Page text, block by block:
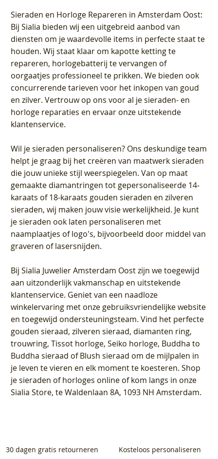
Sieraden en Horloge Repareren in Amsterdam Oost:
Bij Sialia bieden wij een uitgebreid aanbod van
diensten om je waardevolle items in perfecte staat te
houden. Wij staat klaar om kapotte ketting te
repareren, horlogebatterij te vervangen of
oorgaatjes professioneel te prikken. We bieden ook
concurrerende tarieven voor het inkopen van goud
en zilver. Vertrouw op ons voor al je sieraden- en
horloge reparaties en ervaar onze uitstekende
klantenservice.
Wil je sieraden personaliseren? Ons deskundige team
helpt je graag bij het creëren van maatwerk sieraden
die jouw unieke stijl weerspiegelen. Van op maat
gemaakte diamantringen tot gepersonaliseerde 14-
karaats of 18-karaats gouden sieraden en zilveren
sieraden, wij maken jouw visie werkelijkheid. Je kunt
je sieraden ook laten personaliseren met
naamplaatjes of logo's, bijvoorbeeld door middel van
graveren of lasersnijden.
BijSialia Juwelier Amsterdam Oostzijn we toegewijd
aan uitzonderlijk vakmanschap en uitstekende
klantenservice. Geniet van een naadloze
winkelervaring met onze gebruiksvriendelijke website
en toegewijd ondersteuningsteam. Vind het perfecte
gouden sieraad, zilveren sieraad, diamanten ring,
trouwring, Tissot horloge, Seiko horloge, Buddha to
Buddha sieraad of Blush sieraad om de mijlpalen in
je leven te vieren en elk moment te koesteren. Shop
je sieraden of horloges online of kom langs in onze
Sialia Store, te Waldenlaan 8A, 1093 NH Amsterdam.
30 dagen gratis retourneren Kosteloos personaliseren